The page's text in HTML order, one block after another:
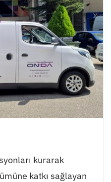
kurarak
katkı sağlayan